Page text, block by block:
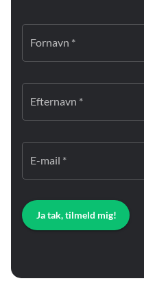
Fornavn *
Efternavn *
E-mail *
Ja tak, tilmeld mig!